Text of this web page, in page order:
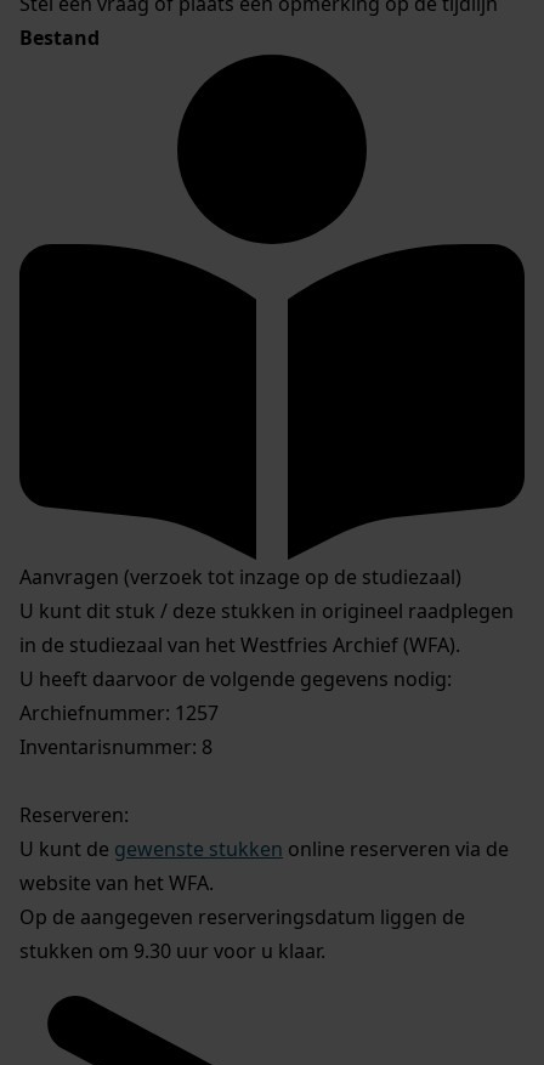
Bestand
Aanvragen (verzoek tot inzage op de studiezaal)
U kunt dit stuk / deze stukken in origineel raadplegen
in de studiezaal van het Westfries Archief (WFA).
U heeft daarvoor de volgende gegevens nodig:
Archiefnummer: 1257
Inventarisnummer: 8
Reserveren:
U kunt de gewenste stukken online reserveren via de
website van het WFA.
Op de aangegeven reserveringsdatum liggen de
stukken om 9.30 uur voor u klaar.